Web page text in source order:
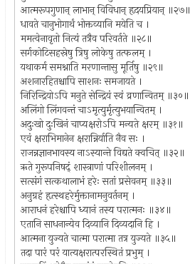
आत्मरूपगुणान् लाभान् विविधान् हृदयप्रियान् ॥२७॥
धावते चानुभोगार्थं भोक्तव्यानि मयेति च ।
ममत्वेनावृतो नित्यं तत्रैव परिवर्तते ॥२८॥
सर्गकोटिसहस्रेषु त्रिषु लोकेषु तत्फलम् ।
यथाकर्म समश्नाति मरणान्तासु मूर्तिषु ॥२९॥
अशनारहितश्चापि साशनः समजायते ।
निरिन्द्रियोऽपि मनुते सेन्द्रियं स्वं व्रणान्वितम् ॥३०॥
अलिंगो लिंगवन्तं चाऽमृत्युर्मृत्युभयान्वितम् ।
अदुःखो दुःखिनं चाप्यक्षरोऽपि मन्यते क्षरम् ॥३१॥
एवं क्षराभिमानेन क्षरान्निर्याति नैव सः ।
राजन्नज्ञानभावस्य नाऽस्यान्ते विद्यते क्वचित् ॥३२॥
ऋते गुरूपनिषद्ं शास्त्राणां परिशीलनम् ।
सत्संगं सत्कथालाभं हरेः सतां प्रसेवनम् ॥३३॥
अनुग्रहं हृत्स्थहरेर्मुक्तानामनुवर्तनम् ।
आराधनं हरेश्चापि ध्यानं तस्य परात्मनः ॥३४॥
एतानि साधनान्येव दिव्यानि दिव्यदानि हि ।
आत्मना युज्यते चात्मा परात्मा तत्र युज्यते ॥३५॥
तदा पारं परं यात्यक्षरात्परस्थितं प्रभुम् ।